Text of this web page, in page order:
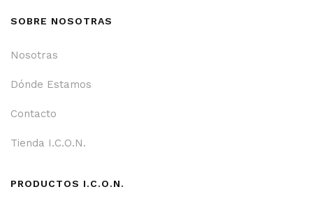
SOBRE NOSOTRAS
Nosotras
Dónde Estamos
Contacto
Tienda I.C.O.N.
PRODUCTOS I.C.O.N.